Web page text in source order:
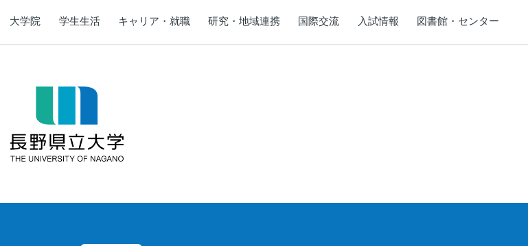
大学院 学生生活 キャリア・就職 研究・地域連携 国際交流 入試情報 図書館・センター